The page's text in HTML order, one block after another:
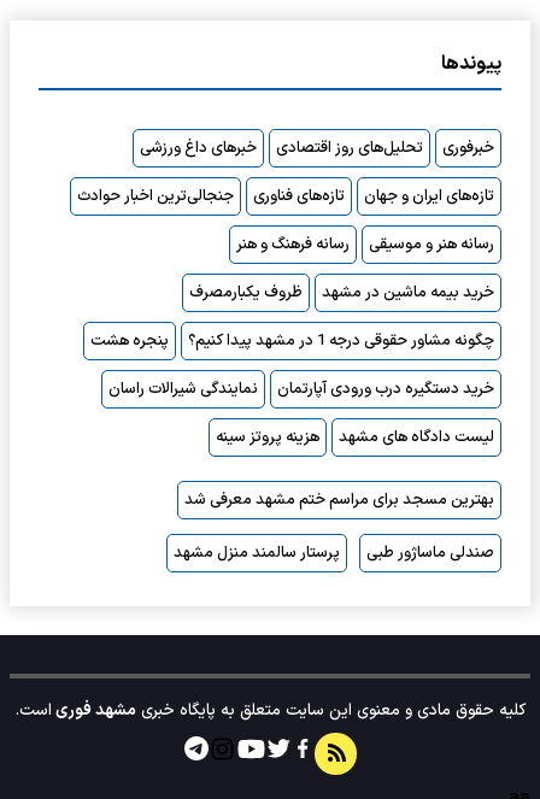
پیوندها
خبرفوری تحلیل‌های روز اقتصادی
خبرهای داغ ورزشی
تازه‌های ایران و جهان
تازه‌های فناوری
جنجالی‌ترین اخبار حوادث
رسانه هنر و موسیقی
رسانه فرهنگ و هنر
خرید بیمه ماشین در مشهد
ظروف یکبارمصرف
چگونه مشاور حقوقی درجه 1 در مشهد پیدا کنیم؟
پنجره هشت
خرید دستگیره درب ورودی آپارتمان
نمایندگی شیرالات راسان
لیست دادگاه های مشهد
هزینه پروتز سینه
بهترین مسجد برای مراسم ختم مشهد معرفی شد
صندلی ماساژور طبی پرستار سالمند منزل مشهد
کلیه حقوق مادی و معنوی این سایت متعلق به پایگاه خبریمشهد فوریاست.